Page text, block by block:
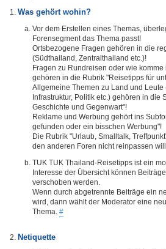
Was gehört wohin?
Vor dem Erstellen eines Themas,
Forensegment das Thema passt!
Ortsbezogene Fragen gehören in die
(Südthailand, Zentralthailand etc.)!
Fragen zu Rundreisen oder wie komme
gehören in die Rubrik "Reisetipps für
Allgemeine Themen zu Land und Leute
Infrastruktur, Politik etc.) gehören in die
Geschichte und Gegenwart"!
Reklame und Werbung gehört ins
gefunden oder ein bisschen Werbung"!
Die Rubrik "Urlaub, Smalltalk,
den anderen Foren nicht reinpassen
TUK TUK Thailand-Reisetipps ist ein
Interesse der Übersicht können
verschoben werden.
Wenn durch abgetrennte Beiträge ein
wird, dann wählt der Moderator eine
Thema. #
Netiquette